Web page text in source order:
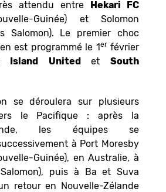
attendu entre Hekari FC
Guinée) et Solomon
Salomon). Le premier choc
est programmé le 1erfévrier
Island United etSouth
se déroulera sur plusieurs
le Pacifique : après la
les équipes se
à Port Moresby
Guinée), en Australie, à
puis à Ba et Suva
retour en Nouvelle-Zélande